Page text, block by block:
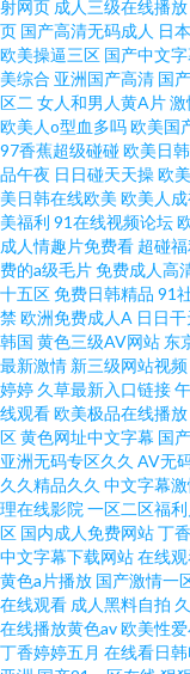
射网页 成人三级在线播放
页 国产高清无码成人 日
欧美操逼三区 国产中文
美综合 亚洲国产高清 国
区二 女人和男人黄A片激
欧美人o型血多吗欧美国
97香蕉超级碰碰欧美日
品午夜 日日碰天天操欧
美日韩在线欧美 欧美人
美福利 91在线视频论坛
成人情趣片免费看 超碰
费的a级毛片免费成人高
十五区免费日韩精品 91
禁 欧洲免费成人A 日日
韩国 黄色三级AV网站 东
最新激情 新三级网站视频
婷婷 久草最新入口链接
线观看欧美极品在线播放
区黄色网址中文字幕 国
亚洲无码专区久久 AV无
久久精品久久 中文字幕
理在线影院 一区二区福
区 国内成人免费网站丁
中文字幕下载网站在线
黄色a片播放 国产激情一
在线观看 成人黑料自拍
在线播放黄色av欧美性
丁香婷婷五月 在线看日